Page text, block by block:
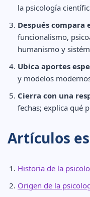
la psicología
Después compara
funcionalismo,
humanismo y
Ubica aportes
y modelos
Cierra con una
fechas; explica qué
Artículos
Historia de la
Origen de la